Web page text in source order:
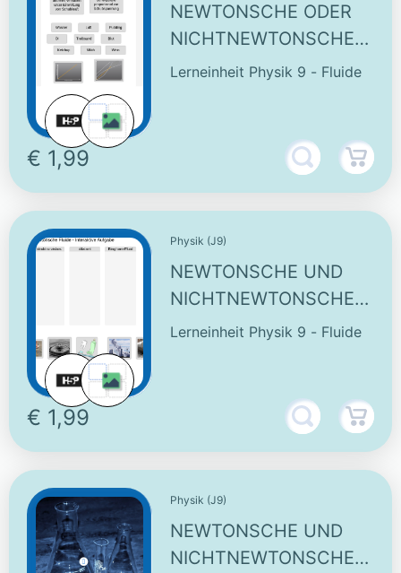
NEWTONSCHE ODER
NICHTNEWTONSCHES
FLUID - INTERAKTIVE
Lerneinheit Physik 9 - Fluide
€ 1,99
Physik (J9)
NEWTONSCHE UND
NICHTNEWTONSCHE
FLUIDE - INTERAKTIVE
Lerneinheit Physik 9 - Fluide
€ 1,99
Physik (J9)
NEWTONSCHE UND
NICHTNEWTONSCHE